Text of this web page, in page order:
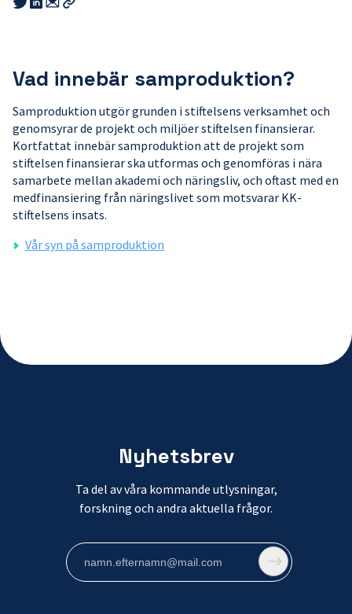
this
this
this
Vad innebär samproduktion?
Samproduktion utgör grunden i stiftelsens verksamhet och
genomsyrar de projekt och miljöer stiftelsen finansierar.
Kortfattat innebär samproduktion att de projekt som
stiftelsen finansierar ska utformas och genomföras i nära
samarbete mellan akademi och näringsliv, och oftast med en
medfinansiering från näringslivet som motsvarar KK-
stiftelsens insats.
Vår syn på samproduktion
Nyhetsbrev
Ta del av våra kommande utlysningar,
forskning och andra aktuella frågor.